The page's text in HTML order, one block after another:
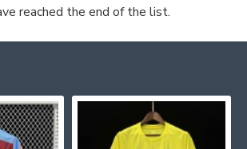
reached the end of the list.